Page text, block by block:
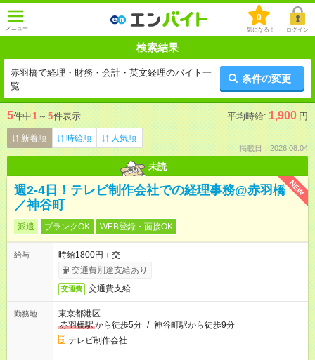
メニュー
0
気になる！ ログイン
検索結果
赤羽橋で経理・財務・会計・英文経理のバイト一
覧
条件の変更
5件中1 ～ 5件表示 平均時給: 1,900 円
新着順 時給順 人気順
掲載日：2026.08.04
未読
NEW
週2-4日！テレビ制作会社での経理事務@赤羽橋
／神谷町
派遣 ブランクOK WEB登録・面接OK
給与
時給1800円＋交
交通費別途支給あり
交通費 交通費支給
勤務地
東京都港区
赤羽橋駅から徒歩5分 / 神谷町駅から徒歩9分
テレビ制作会社